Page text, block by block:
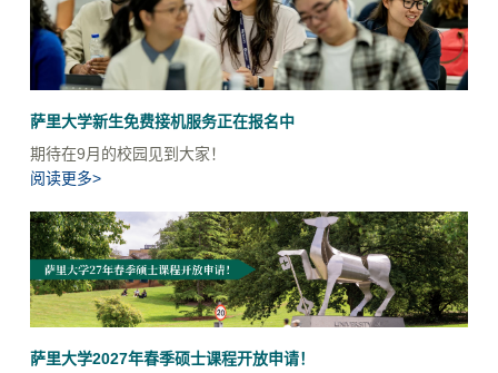
萨里大学新生免费接机服务正在报名中
期待在9月的校园见到大家！
阅读更多>
萨里大学2027年春季硕士课程开放申请！